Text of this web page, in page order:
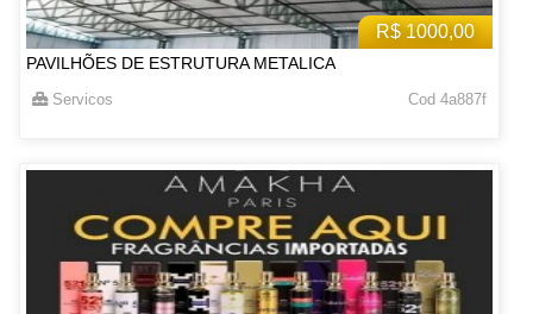
R$ 1000,00
PAVILHÕES DE ESTRUTURA METALICA
Servicos Cod 4a887f